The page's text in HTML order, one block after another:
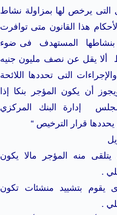
التى يرخص لها بمزاولة نشاط
لأحكام هذا القانون متى توافرت
بنشاطها المستهدف فى ضوء
يقل عن نصف مليون جنيه
التى تحددها اللائحة
أن يكون المؤجر بنكا إذا
إدارة البنك المركزي
قرار الترخيص “
منه المؤجر مالا يكون
.
يقوم بتشييد منشئات تكون
.